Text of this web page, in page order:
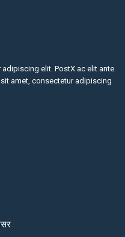
elit. PostX ac elit ante.
amet, consectetur adipiscing